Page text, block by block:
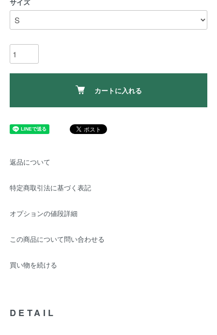
サイズ
カートに入れる
返品について
特定商取引法に基づく表記
オプションの値段詳細
この商品について問い合わせる
買い物を続ける
DETAIL